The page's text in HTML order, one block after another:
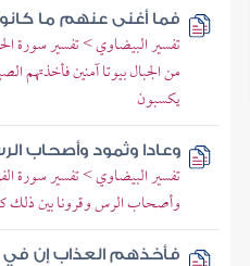
فما أغنى عنهم ما
تفسير البيضاوي > تفسير سورة
من الجبال بيوتا آمنين فأخذتهم
يكسبون
وعادا وثمود وأصحاب
تفسير البيضاوي > تفسير سورة
وأصحاب الرس وقرونا بين ذلك
فأخذهم العذاب إن في